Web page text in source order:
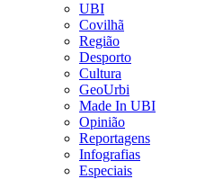
UBI
Covilhã
Região
Desporto
Cultura
GeoUrbi
Made In UBI
Opinião
Reportagens
Infografias
Especiais